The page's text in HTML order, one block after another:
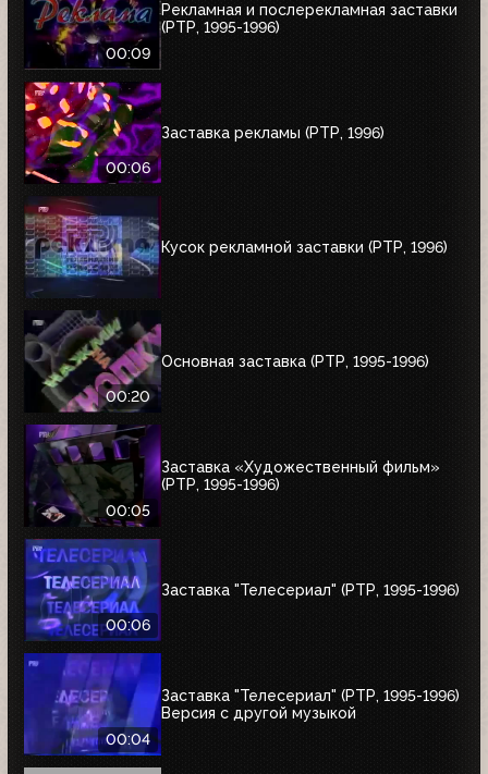
00:09
Рекламная и послерекламная заставки
(РТР, 1995-1996)
00:06
Заставка рекламы (РТР, 1996)
Кусок рекламной заставки (РТР, 1996)
00:20
Основная заставка (РТР, 1995-1996)
00:05
Заставка «Художественный фильм»
(РТР, 1995-1996)
00:06
Заставка "Телесериал" (РТР, 1995-1996)
00:04
Заставка "Телесериал" (РТР, 1995-1996)
Версия с другой музыкой